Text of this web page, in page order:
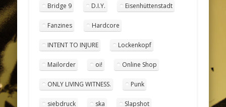
Bridge 9 D.I.Y. Eisenhüttenstadt
Fanzines Hardcore
INTENT TO INJURE Lockenkopf
Mailorder oi! Online Shop
ONLY LIVING WITNESS. Punk
siebdruck ska Slapshot